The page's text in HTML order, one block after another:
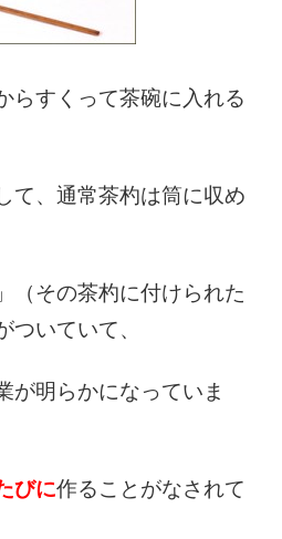
らすくって茶碗に入れる
て、 通常茶杓は筒に収め
（その茶杓に付けられた
ついていて、
が明らかになっていま
びに作ることがなされて